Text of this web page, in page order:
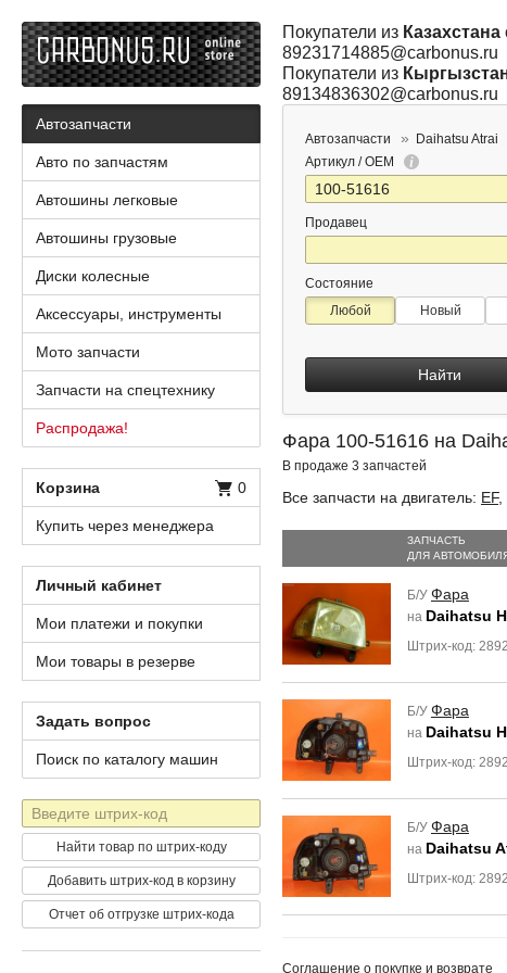
Покупатели из Казахстана
89231714885@carbonus.ru
Покупатели из
89134836302@carbonus.ru
Автозапчасти Daihatsu Atrai
Артикул / OEM
Продавец
Состояние
Любой
Новый
Найти
Фара 100-51616 на
В продаже 3 запчастей
Все запчасти на двигатель: EF,
ЗАПЧАСТЬ
ДЛЯ
Б/У Фара
на Daihatsu
Штрих-код:
Б/У Фара
на Daihatsu
Штрих-код:
Б/У Фара
на Daihatsu
Штрих-код:
Автозапчасти
Авто по запчастям
Автошины легковые
Автошины грузовые
Диски колесные
Аксессуары, инструменты
Мото запчасти
Запчасти на спецтехнику
Распродажа!
Корзина 0
Купить через менеджера
Личный кабинет
Мои платежи и покупки
Мои товары в резерве
Задать вопрос
Поиск по каталогу машин
Штрих-
код
Найти товар по штрих-коду
Добавить штрих-код в корзину
Отчет об отгрузке штрих-кода
Соглашение о покупке и возврате